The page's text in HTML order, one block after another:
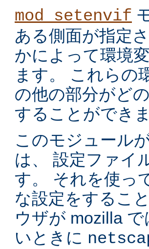
mod_setenvif
ある側面が指定
かによって環境
ます。 これらの
の他の部分がど
することができま
このモジュール
は、 設定ファイ
す。 それを使っ
な設定をするこ
ウザが mozilla
いときに